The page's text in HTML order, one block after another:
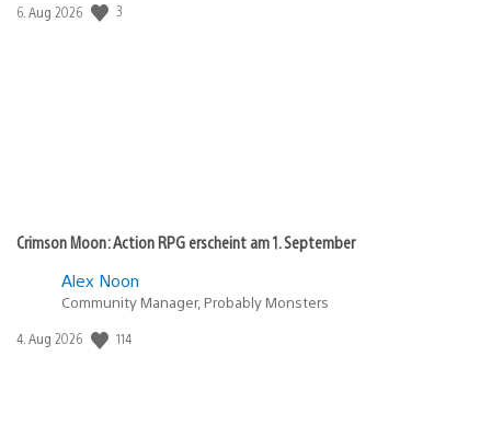
Veröffentlichungsdatum:
6. Aug 2026 3
Crimson Moon: Action RPG erscheint am 1. September
Alex Noon
Community Manager, Probably Monsters
Veröffentlichungsdatum:
4. Aug 2026 114